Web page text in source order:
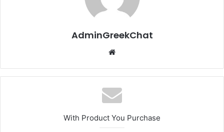
AdminGreekChat
With Product You Purchase